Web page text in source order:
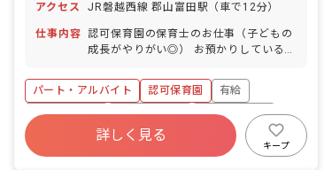
アクセス JR磐越西線 郡山富田駅（車で12分）
仕事内容 認可保育園の保育士のお仕事（子どもの
成長がやりがい◎） お預かりしている子
・食事・睡眠・排泄・清潔・衣類の着脱
等 ・集団生活を通じた社会性の装着 ・
行事の計画・実行、お知らせの作成
パート・アルバイト 認可保育園
有給
福利厚生充実
昇給昇進あり
産休育休制度
研修充実
詳しく見る
キープ